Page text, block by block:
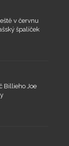
v červnu
špalíček
Billieho Joe